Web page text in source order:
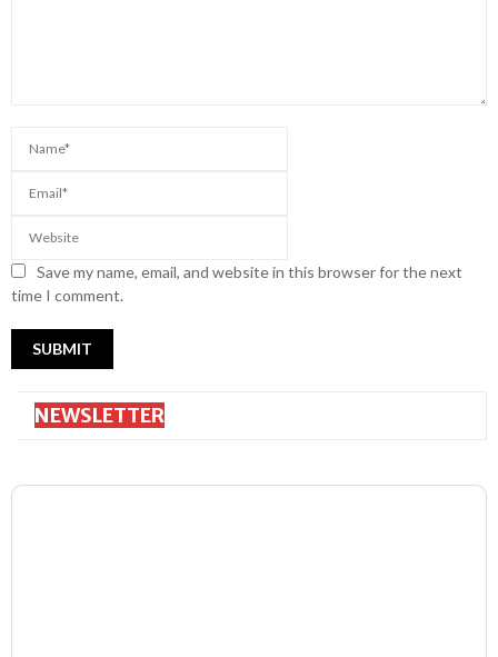
Save my name, email, and website in this browser for the next
time I comment.
NEWSLETTER